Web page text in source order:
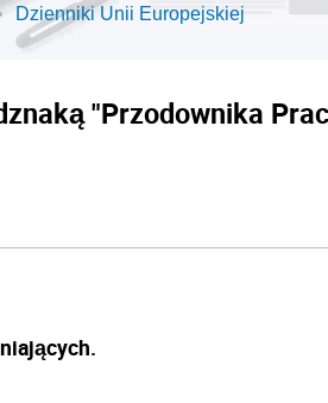
Dzienniki Unii Europejskiej
"Przodownika